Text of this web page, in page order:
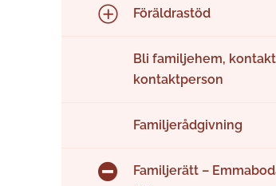
Föräldrastöd
Bli familjehem,
kontaktperson
Familjerådgivning
Familjerätt –